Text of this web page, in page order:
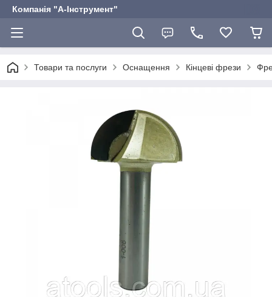
Компанія "А-Інструмент"
Товари та послуги Оснащення Кінцеві фрези